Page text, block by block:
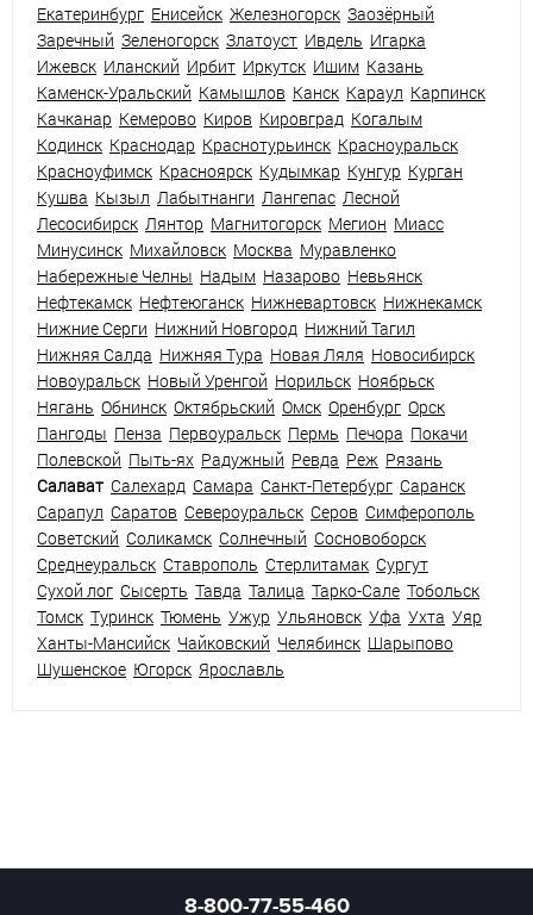
Екатеринбург Енисейск Железногорск Заозёрный
Заречный Зеленогорск Златоуст Ивдель Игарка
Ижевск Иланский Ирбит Иркутск Ишим Казань
Каменск-Уральский Камышлов Канск Караул Карпинск
Качканар Кемерово Киров Кировград Когалым
Кодинск Краснодар Краснотурьинск Красноуральск
Красноуфимск Красноярск Кудымкар Кунгур Курган
Кушва Кызыл Лабытнанги Лангепас Лесной
Лесосибирск Лянтор Магнитогорск Мегион Миасс
Минусинск Михайловск Москва Муравленко
Набережные Челны Надым Назарово Невьянск
Нефтекамск Нефтеюганск Нижневартовск Нижнекамск
Нижние Серги Нижний Новгород Нижний Тагил
Нижняя Салда Нижняя Тура Новая Ляля Новосибирск
Новоуральск Новый Уренгой Норильск Ноябрьск
Нягань Обнинск Октябрьский Омск Оренбург Орск
Пангоды Пенза Первоуральск Пермь Печора Покачи
Полевской Пыть-ях Радужный Ревда Реж Рязань
Салават Салехард Самара Санкт-Петербург Саранск
Сарапул Саратов Североуральск Серов Симферополь
Советский Соликамск Солнечный Сосновоборск
Среднеуральск Ставрополь Стерлитамак Сургут
Сухой лог Сысерть Тавда Талица Тарко-Сале Тобольск
Томск Туринск Тюмень Ужур Ульяновск Уфа Ухта Уяр
Ханты-Мансийск Чайковский Челябинск Шарыпово
Шушенское Югорск Ярославль
8-800-77-55-460